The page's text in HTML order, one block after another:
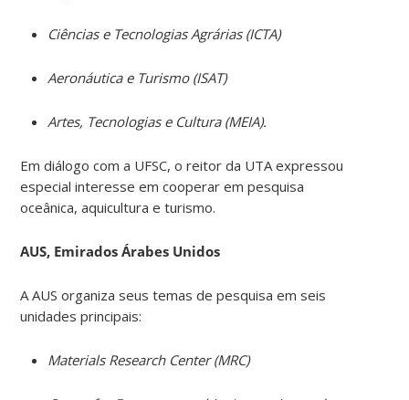
Ciências e Tecnologias Agrárias (ICTA)
Aeronáutica e Turismo (ISAT)
Artes, Tecnologias e Cultura (MEIA).
Em diálogo com a UFSC, o reitor da UTA expressou
especial interesse em cooperar em pesquisa
oceânica, aquicultura e turismo.
AUS, Emirados Árabes Unidos
A AUS organiza seus temas de pesquisa em seis
unidades principais:
Materials Research Center (MRC)